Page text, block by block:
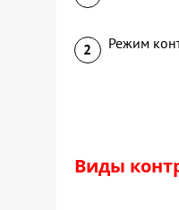
Режим
Виды